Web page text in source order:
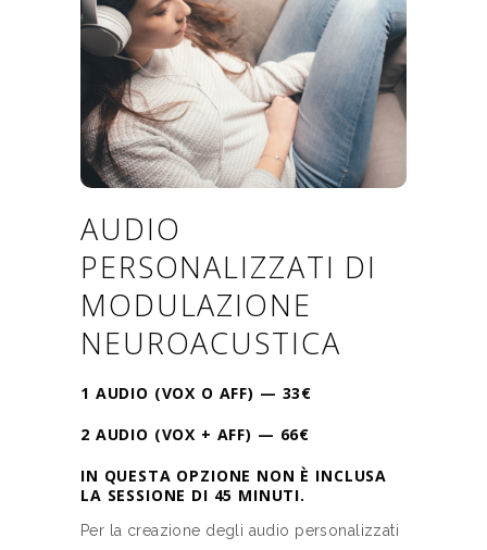
AUDIO
PERSONALIZZATI
AUDIO
PERSONALIZZATI DI
MODULAZIONE
NEUROACUSTICA
1 AUDIO (VOX O AFF) — 33€
2 AUDIO (VOX + AFF) — 66€
IN QUESTA OPZIONE NON È INCLUSA
LA SESSIONE DI 45 MINUTI.
Per la creazione degli audio personalizzati